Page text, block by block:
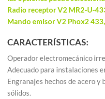
Radio receptor V2 MR2-U-
Mando emisor V2 Phox2
CARACTERÍSTICAS:
Operador electromecánico
Adecuado para instalaciones
Engranajes hechos de acero
sólidos.